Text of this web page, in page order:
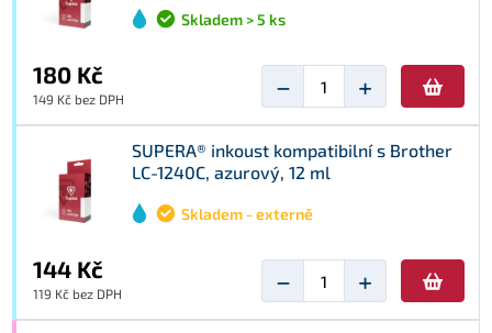
Skladem > 5 ks
180 Kč
149 Kč bez DPH − +
SUPERA® inkoust kompatibilní s Brother
LC-1240C, azurový, 12 ml
Skladem - externě
144 Kč
119 Kč bez DPH − +